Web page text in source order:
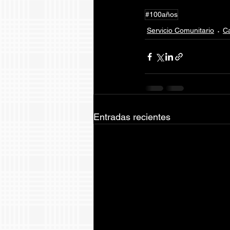
#100años
Servicio Comunitario
Entradas recientes